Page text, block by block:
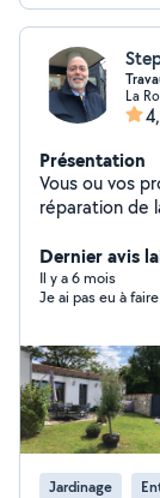
La
Présentation
Vous ou vos
réparation de
pour vous
autour de La Rochelle
Jardinage et
personnalisés selon vos
proximité J'interviens avec bienveillance et
et sécurisée.
travaux que
rendre
Dernier avis
Il y a 6 mois
Je ai pas eu à
Jardinage